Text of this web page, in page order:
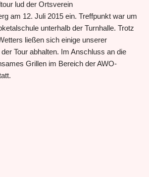
lud der Ortsverein
am 12. Juli 2015 ein. Treffpunkt war um
unterhalb der Turnhalle. Trotz
ließen sich einige unserer
Tour abhalten. Im Anschluss an die
Grillen im Bereich der AWO-